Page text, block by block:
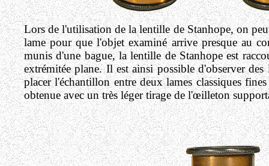
Lors de l'utilisation de la lentille de Stanhope, on
lame pour que l'objet examiné arrive presque au
munis d'une bague, la lentille de Stanhope est
extrémitée plane. Il est ainsi possible d'observer
placer l'échantillon entre deux lames classiques
obtenue avec un très léger tirage de l'œilleton